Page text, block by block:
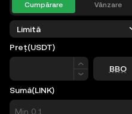
Cumpărare Vânzare
Limită
Preț(USDT)
Preț
BBO
Sumă(LINK)